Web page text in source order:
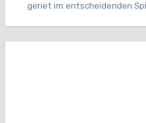
geriet im entscheidenden